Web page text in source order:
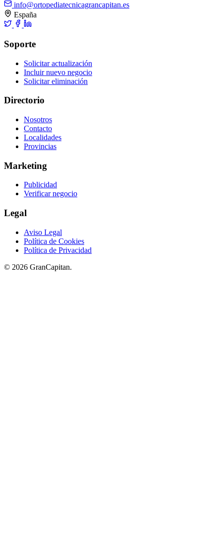
info@ortopediatecnicagrancapitan.es
España
Soporte
Solicitar actualización
Incluir nuevo negocio
Solicitar eliminación
Directorio
Nosotros
Contacto
Localidades
Provincias
Marketing
Publicidad
Verificar negocio
Legal
Aviso Legal
Política de Cookies
Política de Privacidad
© 2026 GranCapitan.